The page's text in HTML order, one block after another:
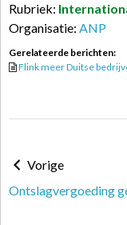
Rubriek:
Organisatie: ANP
Gerelateerde berichten:
Flink meer Duitse
Vorige
Ontslagvergoeding